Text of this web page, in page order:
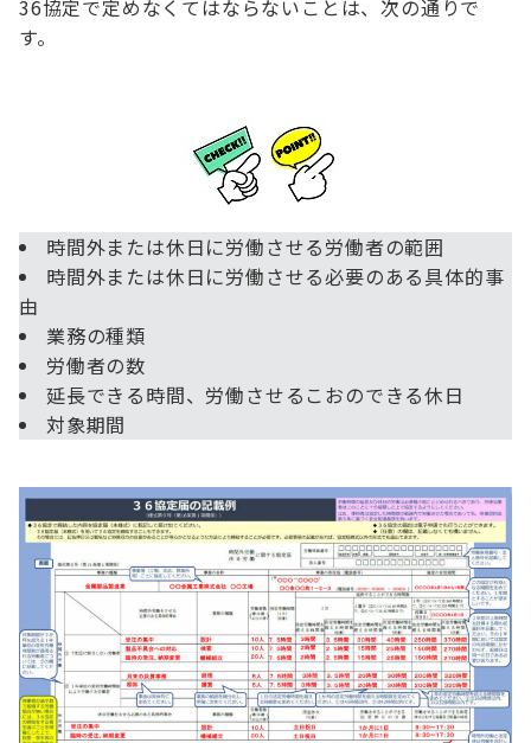
36協定で定めなくてはならないことは、次の通りで
す。
時間外または休日に労働させる労働者の範囲
時間外または休日に労働させる必要のある具体的事
由
業務の種類
労働者の数
延長できる時間、労働させるこおのできる休日
対象期間